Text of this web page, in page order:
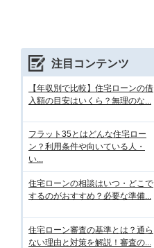
注目コンテンツ
【年収別で比較】住宅ローンの借
入額の目安はいくら？無理のな...
フラット35とはどんな住宅ロー
ン？利用条件や向いている人・
い...
住宅ローンの相談はいつ・どこで
するのがおすすめ？必要な準備...
住宅ローン審査の基準とは？通ら
ない理由と対策を解説！審査の...